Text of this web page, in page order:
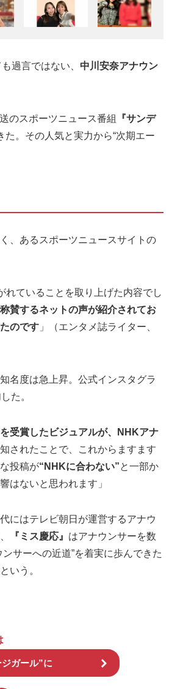
過言ではない、 中川安奈アナウン
のスポーツニュース番組
『サンデ
。その人気と実力から“次期エー
、あるスポーツニュースサイトの
れていることを取り上げた内容でし
賛するネットの声が紹介されてお
のです 」（エンタメ誌ライター、
名度は急上昇。公式インスタグラ
た。
受賞したビジュアルが、NHKアナ
されたことで、これからますます
投稿が“NHKに合わない”と一部か
はないと思われます」
にはテレビ朝日が運営するアナウ
『ミス慶応』 はアナウンサーを数
サーへの近道”を着実に歩んできた
いう。
ガール”に